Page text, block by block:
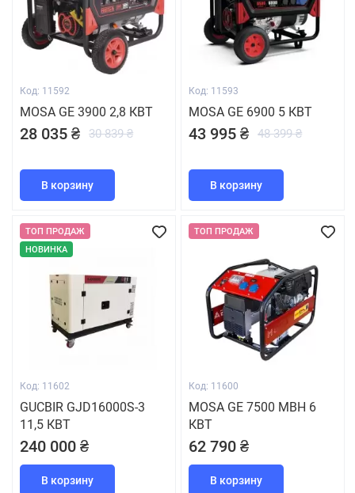
Код: 11592
MOSA GE 3900 2,8 КВТ
28 035 ₴ 30 839 ₴
В корзину
Код: 11593
MOSA GE 6900 5 КВТ
43 995 ₴ 48 399 ₴
В корзину
ТОП ПРОДАЖ
НОВИНКА
Код: 11602
GUCBIR GJD16000S-3
11,5 КВТ
240 000 ₴
В корзину
ТОП ПРОДАЖ
Код: 11600
MOSA GE 7500 MBH 6
КВТ
62 790 ₴
В корзину